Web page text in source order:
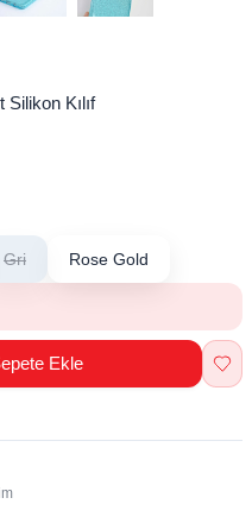
Silikon Kılıf
Gri Rose Gold
Ekle